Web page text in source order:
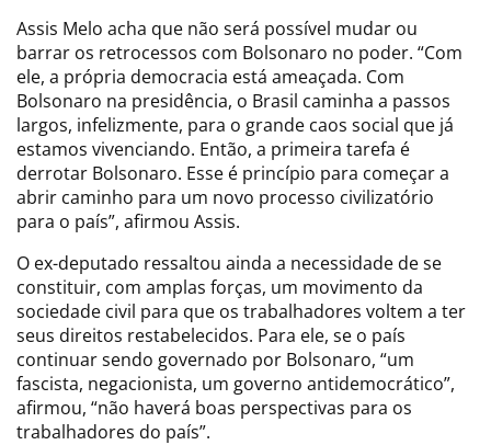
Assis Melo acha que não será possível mudar ou
barrar os retrocessos com Bolsonaro no poder. “Com
ele, a própria democracia está ameaçada. Com
Bolsonaro na presidência, o Brasil caminha a passos
largos, infelizmente, para o grande caos social que já
estamos vivenciando. Então, a primeira tarefa é
derrotar Bolsonaro. Esse é princípio para começar a
abrir caminho para um novo processo civilizatório
para o país”, afirmou Assis.
O ex-deputado ressaltou ainda a necessidade de se
constituir, com amplas forças, um movimento da
sociedade civil para que os trabalhadores voltem a ter
seus direitos restabelecidos. Para ele, se o país
continuar sendo governado por Bolsonaro, “um
fascista, negacionista, um governo antidemocrático”,
afirmou, “não haverá boas perspectivas para os
trabalhadores do país”.